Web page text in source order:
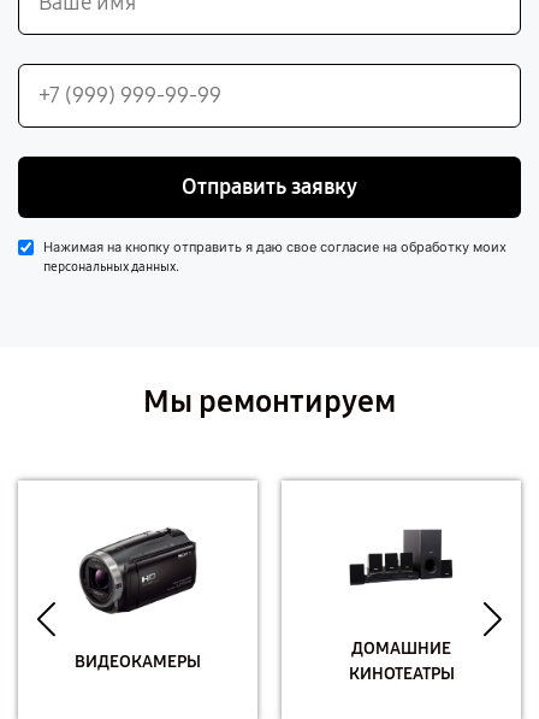
Отправить заявку
Нажимая на кнопку отправить я даю свое согласие на обработку моих
персональных данных.
Мы ремонтируем
ВИДЕОКАМЕРЫ
ДОМАШНИЕ
КИНОТЕАТРЫ